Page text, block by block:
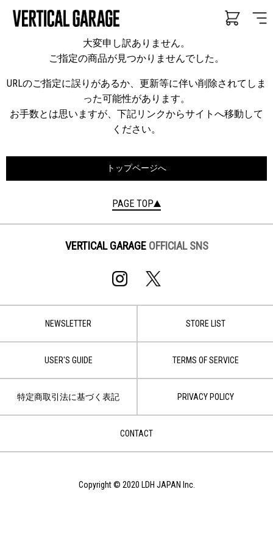
大変申し訳ありません。
ご指定の商品が見つかりませんでした。
URLのご指定に誤りがあるか、更新等に伴い削除されてしま
った可能性があります。
お手数とは思いますが、下記リンクからサイトへ移動して
ください。
トップページへ
PAGE TOP
VERTICAL GARAGE OFFICIAL SNS
NEWSLETTER STORE LIST
USER'S GUIDE TERMS OF SERVICE
特定商取引法に基づく表記 PRIVACY POLICY
CONTACT
Copyright © 2020 LDH JAPAN Inc.